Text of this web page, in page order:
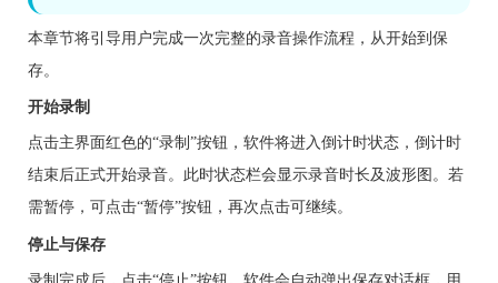
本章节将引导用户完成一次完整的录音操作流程，从开始到保
存。
开始录制
点击主界面红色的“录制”按钮，软件将进入倒计时状态，倒计时
结束后正式开始录音。此时状态栏会显示录音时长及波形图。若
需暂停，可点击“暂停”按钮，再次点击可继续。
停止与保存